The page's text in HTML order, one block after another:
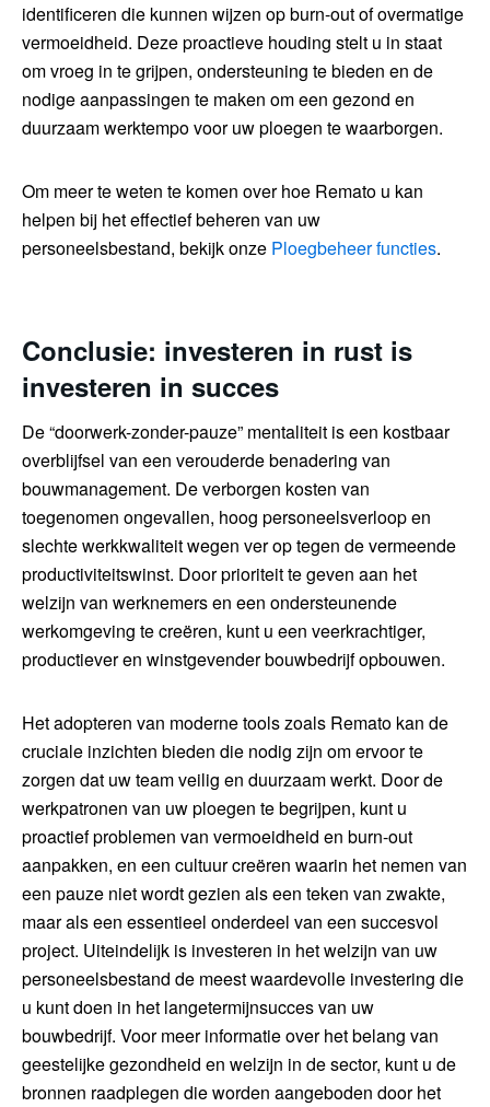
identificeren die kunnen wijzen op burn-out of overmatige
vermoeidheid. Deze proactieve houding stelt u in staat
om vroeg in te grijpen, ondersteuning te bieden en de
nodige aanpassingen te maken om een gezond en
duurzaam werktempo voor uw ploegen te waarborgen.
Om meer te weten te komen over hoe Remato u kan
helpen bij het effectief beheren van uw
personeelsbestand, bekijk onze Ploegbeheer functies.
Conclusie: investeren in rust is
investeren in succes
De “doorwerk-zonder-pauze” mentaliteit is een kostbaar
overblijfsel van een verouderde benadering van
bouwmanagement. De verborgen kosten van
toegenomen ongevallen, hoog personeelsverloop en
slechte werkkwaliteit wegen ver op tegen de vermeende
productiviteitswinst. Door prioriteit te geven aan het
welzijn van werknemers en een ondersteunende
werkomgeving te creëren, kunt u een veerkrachtiger,
productiever en winstgevender bouwbedrijf opbouwen.
Het adopteren van moderne tools zoals Remato kan de
cruciale inzichten bieden die nodig zijn om ervoor te
zorgen dat uw team veilig en duurzaam werkt. Door de
werkpatronen van uw ploegen te begrijpen, kunt u
proactief problemen van vermoeidheid en burn-out
aanpakken, en een cultuur creëren waarin het nemen van
een pauze niet wordt gezien als een teken van zwakte,
maar als een essentieel onderdeel van een succesvol
project. Uiteindelijk is investeren in het welzijn van uw
personeelsbestand de meest waardevolle investering die
u kunt doen in het langetermijnsucces van uw
bouwbedrijf. Voor meer informatie over het belang van
geestelijke gezondheid en welzijn in de sector, kunt u de
bronnen raadplegen die worden aangeboden door het